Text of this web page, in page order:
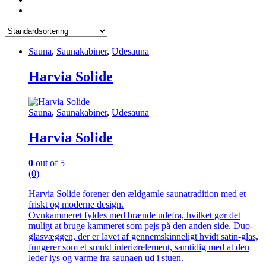
Sauna, Saunakabiner, Udesauna
Harvia Solide
Sauna, Saunakabiner, Udesauna
Harvia Solide
0 out of 5
(0)
Harvia Solide forener den ældgamle saunatradition med et
friskt og moderne design.
Ovnkammeret fyldes med brænde udefra, hvilket gør det
muligt at bruge kammeret som pejs på den anden side. Duo-
glasvæggen, der er lavet af gennemskinneligt hvidt satin-glas,
fungerer som et smukt interiørelement, samtidig med at den
leder lys og varme fra saunaen ud i stuen.